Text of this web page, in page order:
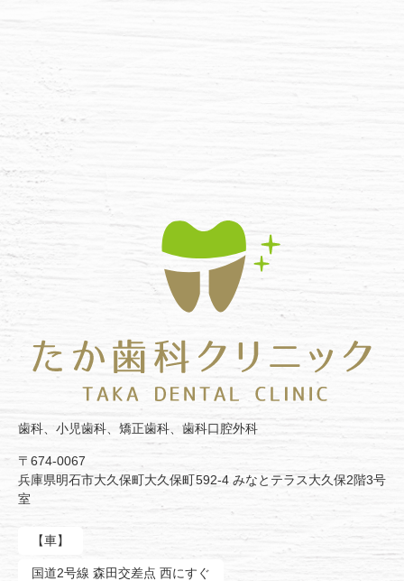
歯科、小児歯科、矯正歯科、歯科口腔外科
〒674-0067
兵庫県明石市大久保町大久保町592-4 みなとテラス大久保2階3号
室
【車】
国道2号線 森田交差点 西にすぐ